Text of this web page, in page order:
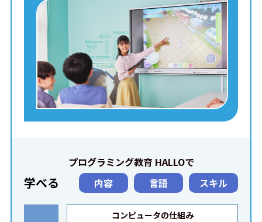
プログラミング教育 HALLOで
学べる 内容 言語 スキル
コンピュータの仕組み